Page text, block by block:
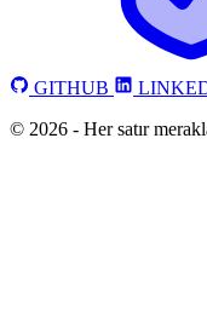
GITHUB
© 2026 - Her satır